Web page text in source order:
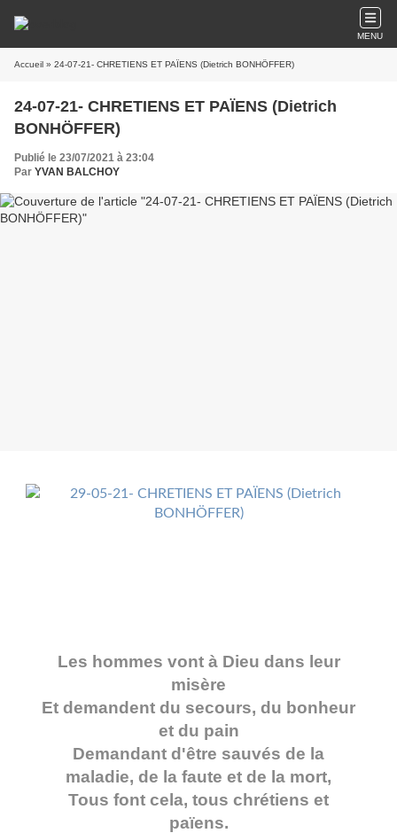
MENU
Accueil » 24-07-21- CHRETIENS ET PAÏENS (Dietrich BONHÖFFER)
24-07-21- CHRETIENS ET PAÏENS (Dietrich
BONHÖFFER)
Publié le 23/07/2021 à 23:04
Par YVAN BALCHOY
Les hommes vont à Dieu dans leur
misère
Et demandent du secours, du bonheur
et du pain
Demandant d'être sauvés de la
maladie, de la faute et de la mort,
Tous font cela, tous chrétiens et
païens.